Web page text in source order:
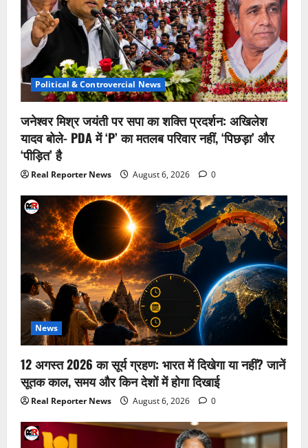
Political & Controvercial News
जनेश्वर मिश्र जयंती पर सपा का शक्ति प्रदर्शन: अखिलेश
यादव बोले- PDA में ‘P’ का मतलब परिवार नहीं, ‘पिछड़ा’ और
‘पीड़ित’ है
Real Reporter News August 6, 2026 0
News
12 अगस्त 2026 का सूर्य ग्रहण: भारत में दिखेगा या नहीं? जानें
सूतक काल, समय और किन देशों में होगा दिखाई
Real Reporter News August 6, 2026 0